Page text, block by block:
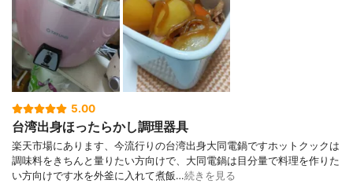
5.00
台湾出身ほったらかし調理器具
楽天市場にあります、今流行りの台湾出身大同電鍋ですホットクックは
調味料をきちんと量りたい方向けで、大同電鍋は目分量で料理を作りた
い方向けです水を外釜に入れて煮飯…続きを見る